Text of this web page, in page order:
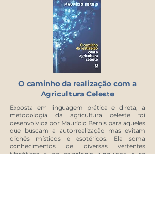
O caminho da realização com a
Agricultura Celeste
Exposta em linguagem prática e direta, a
metodologia da agricultura celeste foi
desenvolvida por Maurício Bernis para aqueles
que buscam a autorrealização mas evitam
clichês místicos e esotéricos. Ela soma
conhecimentos de diversas vertentes
filosóficas e de psicologia junguiana e se